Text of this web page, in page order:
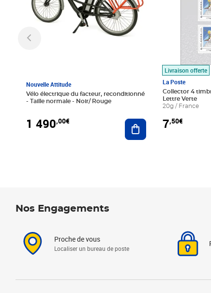
Nouvelle Attitude
Vélo électrique du facteur, reconditionné
- Taille normale - Noir/ Rouge
1 490,00€ Ajouter au panier
Livraison offerte
La Poste
Collector 4
Lettre Verte
20g / France
7,50€
Nos Engagements
Proche de vous
Localiser un bureau de poste